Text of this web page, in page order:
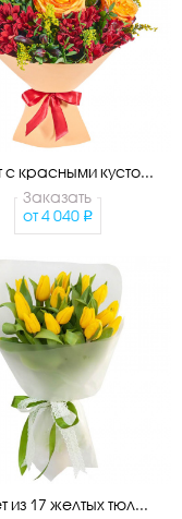
с красными кусто...
Заказать
от 4 040
из 17 желтых тюл...